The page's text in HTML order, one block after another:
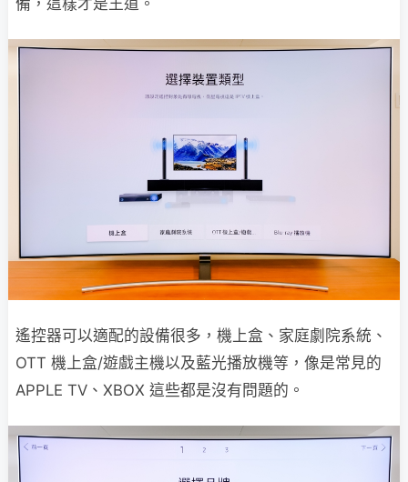
備，這樣才是王道。
遙控器可以適配的設備很多，機上盒、家庭劇院系統、
OTT 機上盒/遊戲主機以及藍光播放機等，像是常見的
APPLE TV、XBOX 這些都是沒有問題的。